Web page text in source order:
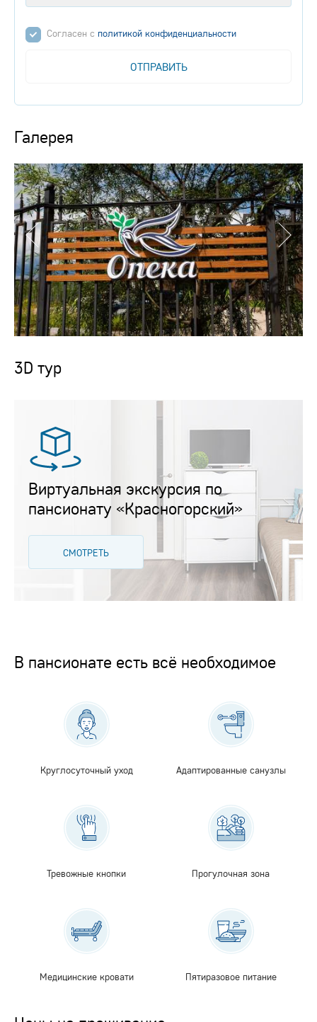
Согласен с политикой конфиденциальности
ОТПРАВИТЬ
Галерея
3D тур
Виртуальная экскурсия по
пансионату «Красногорский»
СМОТРЕТЬ
В пансионате есть всё необходимое
Круглосуточный уход Адаптированные санузлы
Тревожные кнопки Прогулочная зона
Медицинские кровати Пятиразовое питание